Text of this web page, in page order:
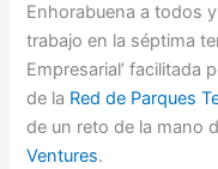
Enhorabuena a todos
trabajo en la séptima
Empresarial’ facilitada
de la Red de Parques
de un reto de la mano
Ventures.